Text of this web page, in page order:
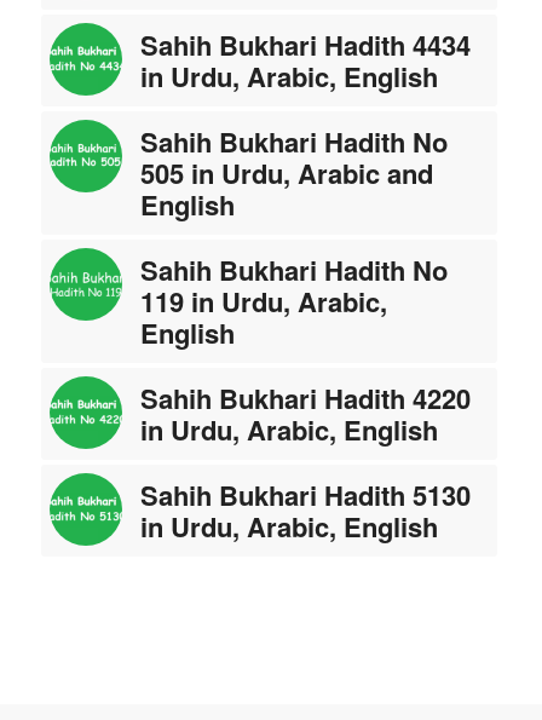
Sahih Bukhari Hadith 4434
in Urdu, Arabic, English
Sahih Bukhari Hadith No
505 in Urdu, Arabic and
English
Sahih Bukhari Hadith No
119 in Urdu, Arabic,
English
Sahih Bukhari Hadith 4220
in Urdu, Arabic, English
Sahih Bukhari Hadith 5130
in Urdu, Arabic, English